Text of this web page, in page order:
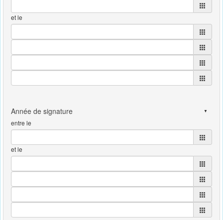
et le
entre le
et le